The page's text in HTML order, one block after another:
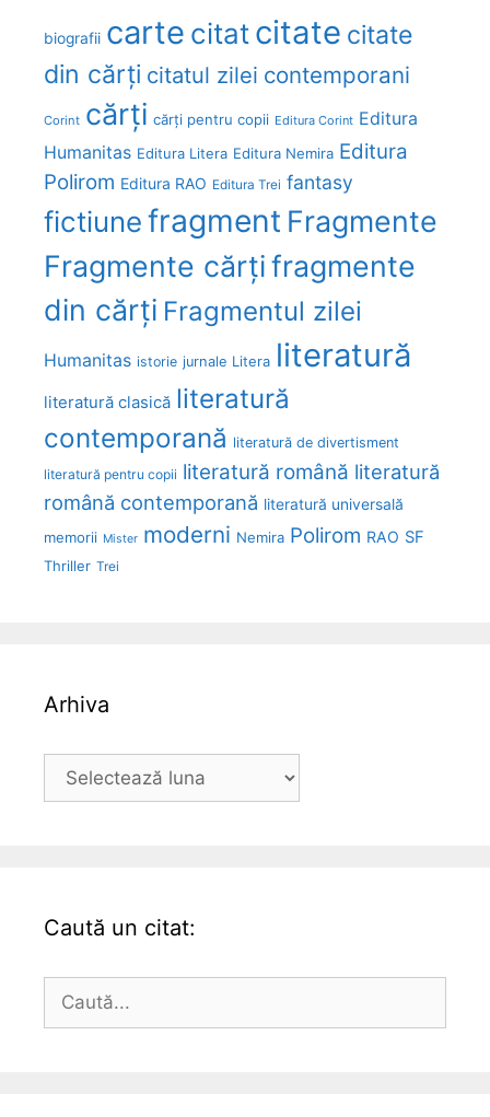
biografii carte citatcitate citate
din cărți citatul zilei contemporani
Corint cărți cărți pentru copii Editura Corint Editura
Humanitas Editura Litera Editura Nemira Editura
Polirom Editura RAO Editura Trei fantasy
fictiunefragment Fragmente
Fragmente cărțifragmente
din cărți Fragmentul zilei
Humanitas istorie jurnale Litera literatură
literatură clasică literatură
contemporană literatură de divertisment
literatură pentru copii literatură română literatură
română contemporană literatură universală
memorii Mister moderni Nemira Polirom RAO SF
Thriller Trei
Arhiva
Arhiva
Caută un citat:
după: